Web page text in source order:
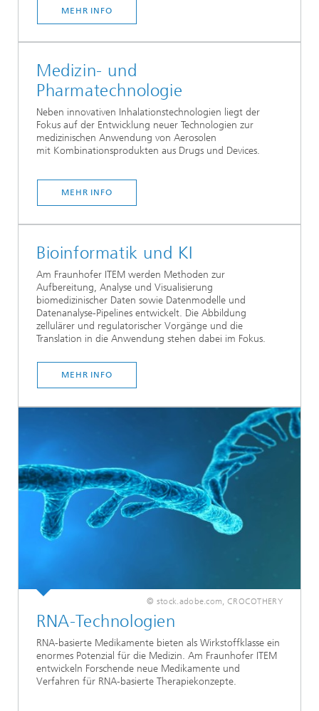
MEHR INFO
Medizin- und
Pharmatechnologie
Neben innovativen Inhalationstechnologien liegt der
Fokus auf der Entwicklung neuer Technologien zur
medizinischen Anwendung von Aerosolen
mit Kombinationsprodukten aus Drugs und Devices.
MEHR INFO
Bioinformatik und KI
Am Fraunhofer ITEM werden Methoden zur
Aufbereitung, Analyse und Visualisierung
biomedizinischer Daten sowie Datenmodelle und
Datenanalyse-Pipelines entwickelt. Die Abbildung
zellulärer und regulatorischer Vorgänge und die
Translation in die Anwendung stehen dabei im Fokus.
MEHR INFO
© stock.adobe.com, CROCOTHERY
RNA-Technologien
RNA-basierte Medikamente bieten als Wirkstoffklasse ein
enormes Potenzial für die Medizin. Am Fraunhofer ITEM
entwickeln Forschende neue Medikamente und
Verfahren für RNA-basierte Therapiekonzepte.